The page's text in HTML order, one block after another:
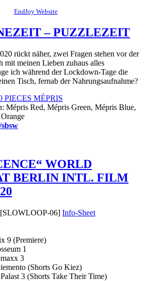
EndJoy Website
– PUZZLEZEIT
rückt näher, zwei Fragen stehen vor der
mit meinen Lieben zuhaus alles
ich während der Lockdown-Tage die
Tisch, fernab der Nahrungsaufnahme?
PIECES MÉPRIS
Mépris Red, Mépris Green, Mépris Blue,
WORLD
BERLIN INTL. FILM
[SLOWLOOP-06] Info-Sheet
9 (Premiere)
1
3
(Shorts Go Kiez)
3 (Shorts Take Their Time)